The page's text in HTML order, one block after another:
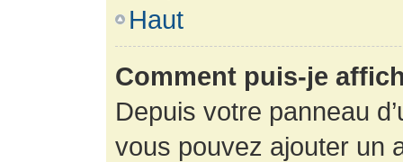
Haut
Comment puis-je
Depuis votre panneau
vous pouvez ajouter un